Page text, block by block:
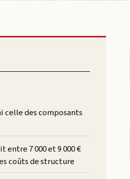
celle des composants
entre 7 000 et 9 000 €
coûts de structure